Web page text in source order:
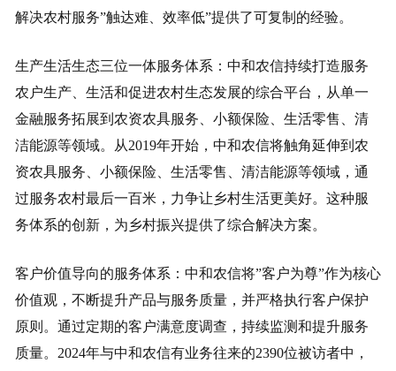
解决农村服务”触达难、效率低”提供了可复制的经验。
生产生活生态三位一体服务体系：中和农信持续打造服务
农户生产、生活和促进农村生态发展的综合平台，从单一
金融服务拓展到农资农具服务、小额保险、生活零售、清
洁能源等领域。从2019年开始，中和农信将触角延伸到农
资农具服务、小额保险、生活零售、清洁能源等领域，通
过服务农村最后一百米，力争让乡村生活更美好。这种服
务体系的创新，为乡村振兴提供了综合解决方案。
客户价值导向的服务体系：中和农信将”客户为尊”作为核心
价值观，不断提升产品与服务质量，并严格执行客户保护
原则。通过定期的客户满意度调查，持续监测和提升服务
质量。2024年与中和农信有业务往来的2390位被访者中，